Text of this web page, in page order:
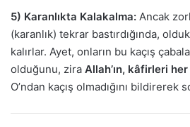
5) Karanlıkta Kalakalma: Ancak
(karanlık) tekrar bastırdığında,
kalırlar. Ayet, onların bu kaçış
olduğunu, zira Allah’ın, kâfirleri
O’ndan kaçış olmadığını bildirerek